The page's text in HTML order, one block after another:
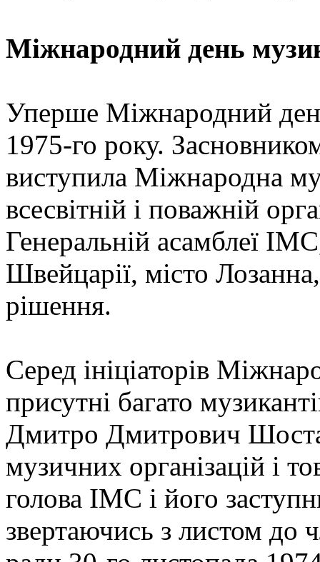
Міжнародний день
Уперше Міжнародний
1975-го року.
виступила Міжнародна
всесвітній і поважній
Генеральній асамблеї
Швейцарії, місто
рішення.
Серед ініціаторів
присутні багато
Дмитро Дмитрович
музичних організацій і
голова IMC і його
звертаючись з листом до